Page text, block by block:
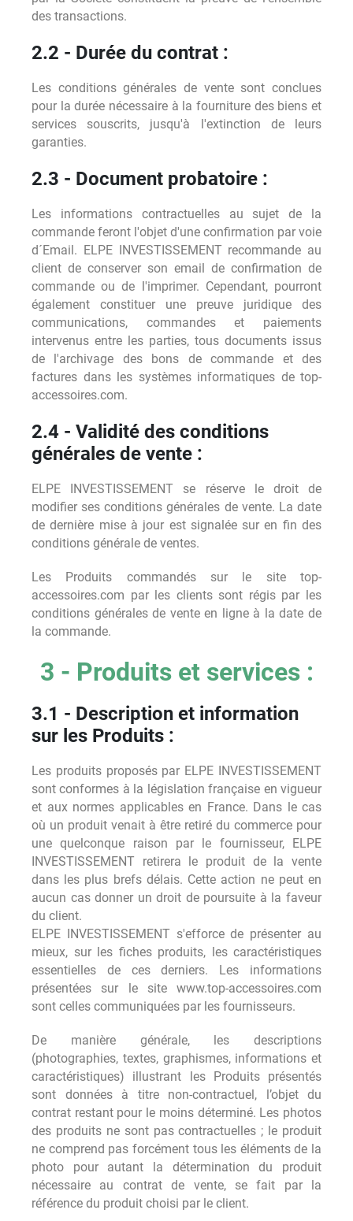
des transactions.
2.2 - Durée du contrat :
Les conditions générales de vente sont conclues
pour la durée nécessaire à la fourniture des biens et
services souscrits, jusqu'à l'extinction de leurs
garanties.
2.3 - Document probatoire :
Les informations contractuelles au sujet de la
commande feront l'objet d'une confirmation par voie
d´Email. ELPE INVESTISSEMENT recommande au
client de conserver son email de confirmation de
commande ou de l'imprimer. Cependant, pourront
également constituer une preuve juridique des
communications, commandes et paiements
intervenus entre les parties, tous documents issus
de l'archivage des bons de commande et des
factures dans les systèmes informatiques de top-
accessoires.com.
2.4 - Validité des conditions
générales de vente :
ELPE INVESTISSEMENT se réserve le droit de
modifier ses conditions générales de vente. La date
de dernière mise à jour est signalée sur en fin des
conditions générale de ventes.
Les Produits commandés sur le site top-
accessoires.com par les clients sont régis par les
conditions générales de vente en ligne à la date de
la commande.
3 - Produits et services :
3.1 - Description et information
sur les Produits :
Les produits proposés par ELPE INVESTISSEMENT
sont conformes à la législation française en vigueur
et aux normes applicables en France. Dans le cas
où un produit venait à être retiré du commerce pour
une quelconque raison par le fournisseur, ELPE
INVESTISSEMENT retirera le produit de la vente
dans les plus brefs délais. Cette action ne peut en
aucun cas donner un droit de poursuite à la faveur
du client.
ELPE INVESTISSEMENT s'efforce de présenter au
mieux, sur les fiches produits, les caractéristiques
essentielles de ces derniers. Les informations
présentées sur le site www.top-accessoires.com
sont celles communiquées par les fournisseurs.
De manière générale, les descriptions
(photographies, textes, graphismes, informations et
caractéristiques) illustrant les Produits présentés
sont données à titre non-contractuel, l’objet du
contrat restant pour le moins déterminé. Les photos
des produits ne sont pas contractuelles ; le produit
ne comprend pas forcément tous les éléments de la
photo pour autant la détermination du produit
nécessaire au contrat de vente, se fait par la
référence du produit choisi par le client.